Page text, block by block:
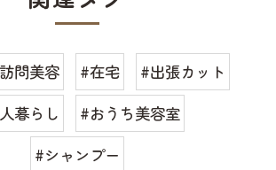
問美容 #在宅
#出張カット
暮らし
#おうち美容室
#シャンプー